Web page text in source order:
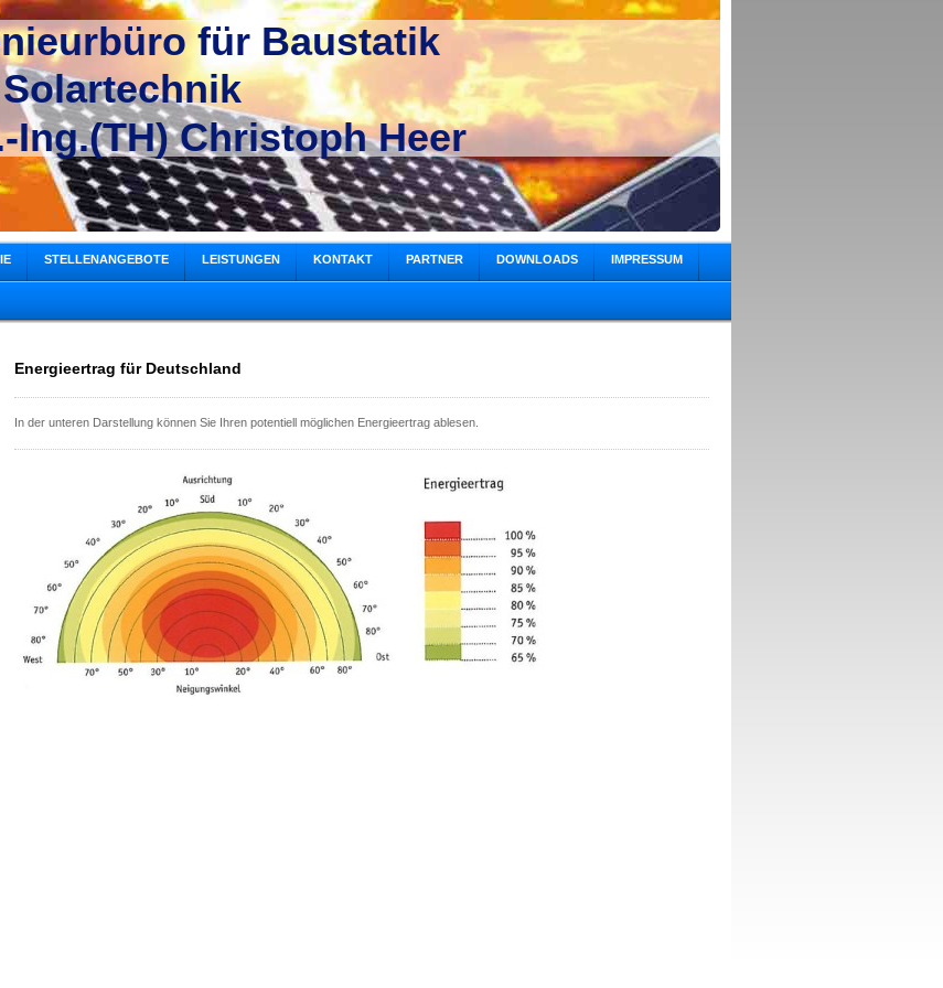
für Baustatik
Ing.(TH) Christoph Heer
STELLENANGEBOTE LEISTUNGEN KONTAKT PARTNER DOWNLOADS IMPRESSUM
Energieertrag für Deutschland
In der unteren Darstellung können Sie Ihren potentiell möglichen Energieertrag ablesen.